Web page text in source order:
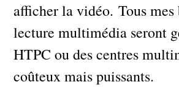
afficher la vidéo. Tous mes
lecture multimédia seront
HTPC ou des centres
coûteux mais puissants.